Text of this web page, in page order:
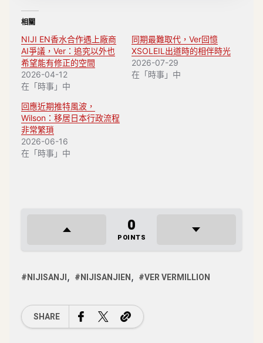
相關
NIJI EN香水合作遇上廠商
AI爭議，Ver：追究以外也
希望能有修正的空間
2026-04-12
在「時事」中
同期最難取代，Ver回憶
XSOLEIL出道時的相伴時光
2026-07-29
在「時事」中
回應近期推特風波，
Wilson：移居日本行政流程
非常繁瑣
2026-06-16
在「時事」中
0
POINTS
NIJISANJI NIJISANJIEN VER VERMILLION
SHARE